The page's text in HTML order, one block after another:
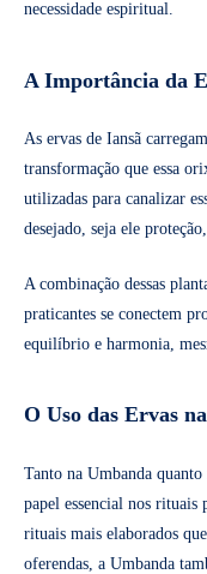
necessidade espiritual.
A Importância da
As ervas de Iansã
transformação que essa
utilizadas para canalizar
desejado, seja ele
A combinação dessas
praticantes se conectem
equilíbrio e harmonia,
O Uso das Ervas
Tanto na Umbanda
papel essencial nos rituais
rituais mais elaborados
oferendas, a Umbanda